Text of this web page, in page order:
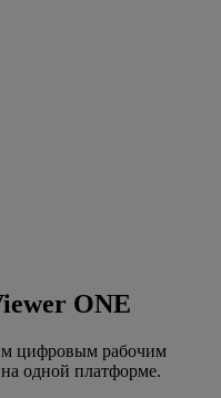
ONE
цифровым рабочим
одной платформе.